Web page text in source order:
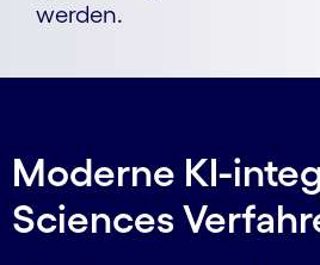
werden.
Moderne KI-
Sciences